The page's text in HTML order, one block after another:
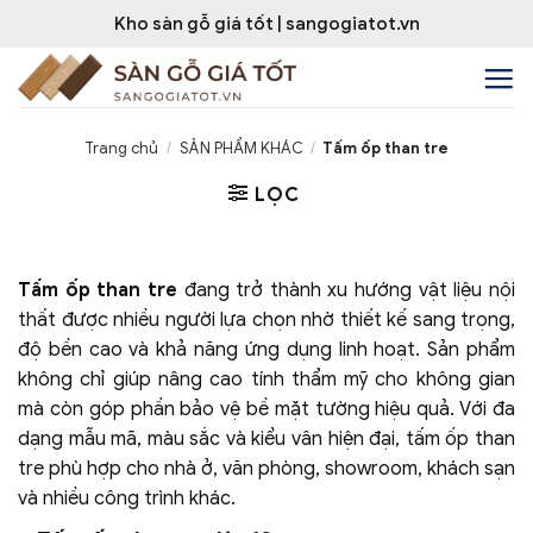
dung
Kho sàn gỗ giá tốt | sangogiatot.vn
Trang chủ / SẢN PHẨM KHÁC / Tấm ốp than tre
LỌC
Tấm ốp than tre đang trở thành xu hướng vật liệu nội
thất được nhiều người lựa chọn nhờ thiết kế sang trọng,
độ bền cao và khả năng ứng dụng linh hoạt. Sản phẩm
không chỉ giúp nâng cao tính thẩm mỹ cho không gian
mà còn góp phần bảo vệ bề mặt tường hiệu quả. Với đa
dạng mẫu mã, màu sắc và kiểu vân hiện đại, tấm ốp than
tre phù hợp cho nhà ở, văn phòng, showroom, khách sạn
và nhiều công trình khác.